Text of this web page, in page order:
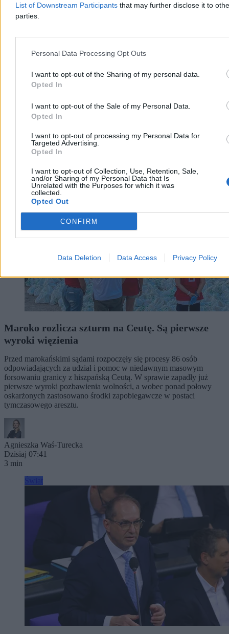
List of Downstream Participants that may further disclose it to
parties.
Personal Data Processing Opt Outs
I want to opt-out of the Sharing of my personal data.
Opted In
I want to opt-out of the Sale of my Personal Data.
Opted In
I want to opt-out of processing my Personal Data for
Targeted Advertising.
Opted In
I want to opt-out of Collection, Use, Retention, Sale,
and/or Sharing of my Personal Data that Is
Unrelated with the Purposes for which it was
collected.
Opted Out
CONFIRM
Data Deletion Data Access Privacy Policy
Dzisiaj 11:42
Reklama
Maroko rozlicza szturm na Ceutę. Są pierwsze
wyroki więzienia
Przed marokańskimi sądami rozpoczęły się procesy 86 osób
odpowiadających za udział i pomoc w niedawnym masowym
forsowaniu granicy z hiszpańską Ceutą. W sprawie zapadły już
pierwsze wyroki pozbawienia wolności, a wobec ponad połowy
oskarżonych zastosowano środki zapobiegawcze w postaci
tymczasowego aresztu.
Agnieszka Waś-Turecka
Dzisiaj 07:41
3 min